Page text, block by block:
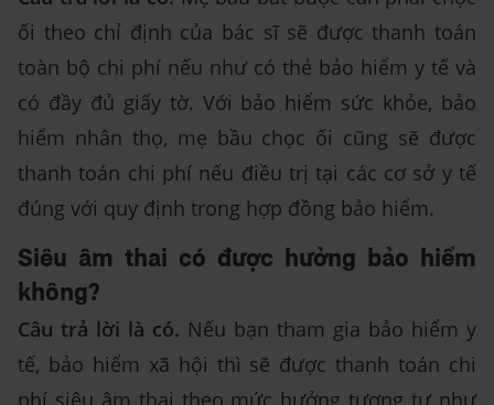
ối theo chỉ định của bác sĩ sẽ được thanh toán
toàn bộ chi phí nếu như có thẻ bảo hiểm y tế và
có đầy đủ giấy tờ. Với bảo hiểm sức khỏe, bảo
hiểm nhân thọ, mẹ bầu chọc ối cũng sẽ được
thanh toán chi phí nếu điều trị tại các cơ sở y tế
đúng với quy định trong hợp đồng bảo hiểm.
Siêu âm thai có được hưởng bảo hiểm
không?
Câu trả lời là có. Nếu bạn tham gia bảo hiểm y
tế, bảo hiểm xã hội thì sẽ được thanh toán chi
phí siêu âm thai theo mức hưởng tương tự như